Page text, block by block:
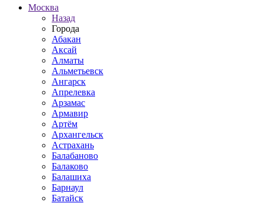
Москва
Назад
Города
Абакан
Аксай
Алматы
Альметьевск
Ангарск
Апрелевка
Арзамас
Армавир
Артём
Архангельск
Астрахань
Балабаново
Балаково
Балашиха
Барнаул
Батайск